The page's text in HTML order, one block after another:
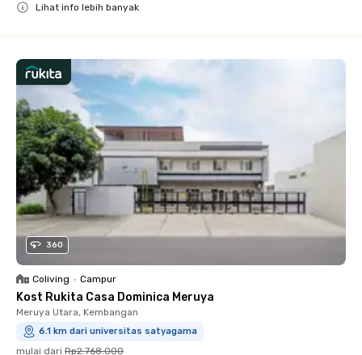
Lihat info lebih banyak
360
Coliving • Campur
Kost Rukita Casa Dominica Meruya
Meruya Utara, Kembangan
6.1 km dari universitas satyagama
mulai dari Rp2.768.000